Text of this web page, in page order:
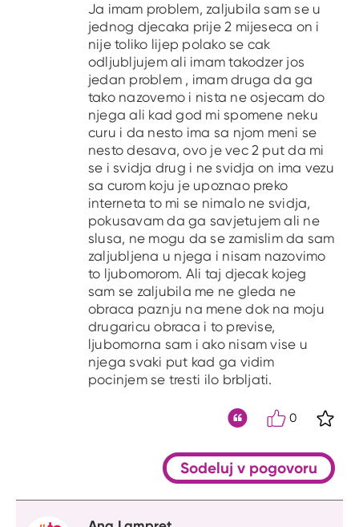
Ja imam problem, zaljubila sam se u
jednog djecaka prije 2 mijeseca on i
nije toliko lijep polako se cak
odljubljujem ali imam takodzer jos
jedan problem , imam druga da ga
tako nazovemo i nista ne osjecam do
njega ali kad god mi spomene neku
curu i da nesto ima sa njom meni se
nesto desava, ovo je vec 2 put da mi
se i svidja drug i ne svidja on ima vezu
sa curom koju je upoznao preko
interneta to mi se nimalo ne svidja,
pokusavam da ga savjetujem ali ne
slusa, ne mogu da se zamislim da sam
zaljubljena u njega i nisam nazovimo
to ljubomorom. Ali taj djecak kojeg
sam se zaljubila me ne gleda ne
obraca paznju na mene dok na moju
drugaricu obraca i to previse,
ljubomorna sam i ako nisam vise u
njega svaki put kad ga vidim
pocinjem se tresti ilo brbljati.
0
Sodeluj v pogovoru